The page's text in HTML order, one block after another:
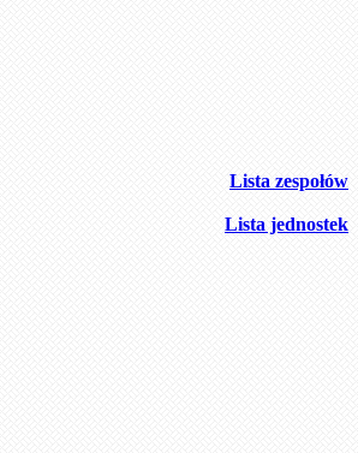
Lista zespołów
Lista jednostek